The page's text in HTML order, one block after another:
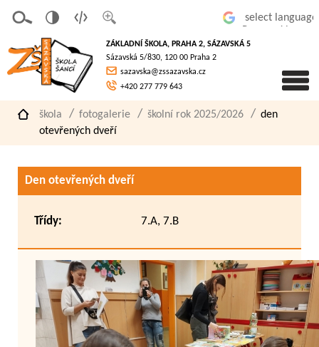
písmo
á
verze
pro
slaboz
raké
ZÁKLADNÍ ŠKOLA, PRAHA 2, SÁZAVSKÁ 5
Sázavská 5/830, 120 00 Praha 2
sazavska@zssazavska.cz
+420 277 779 643
škola fotogalerie školní rok 2025/2026
den
otevřených dveří
Den otevřených dveří
Třídy: 7.A, 7.B